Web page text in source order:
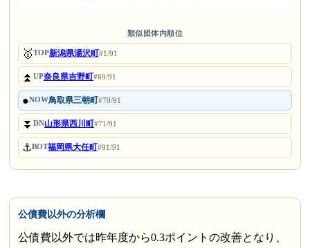
類似団体内順位
🥇TOP新潟県湯沢町#1/91
⏫UP奈良県吉野町#69/91
●NOW鳥取県三朝町#70/91
⏬DN山形県西川町#71/91
⚓BOT福岡県大任町#91/91
公債費以外の分析欄
公債費以外では昨年度から0.3ポイントの改善となり、